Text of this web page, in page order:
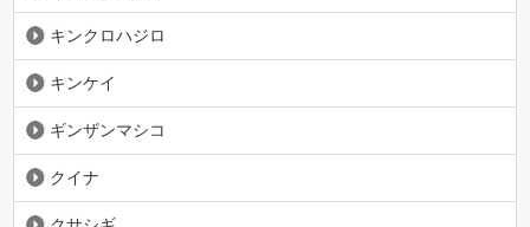
キンクロハジロ
キンケイ
ギンザンマシコ
クイナ